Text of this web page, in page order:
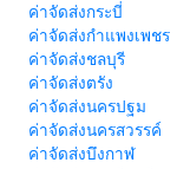
ค่าจัดส่งกระบี่
ค่าจัดส่งกำแพงเพชร
ค่าจัดส่งชลบุรี
ค่าจัดส่งตรัง
ค่าจัดส่งนครปฐม
ค่าจัดส่งนครสวรรค์
ค่าจัดส่งบึงกาฬ